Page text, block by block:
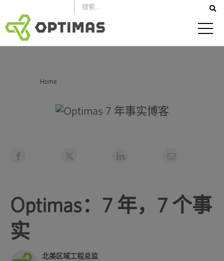
到
内
容
Home
Optimas：7 年，7 个事
实
北美区域工程总监